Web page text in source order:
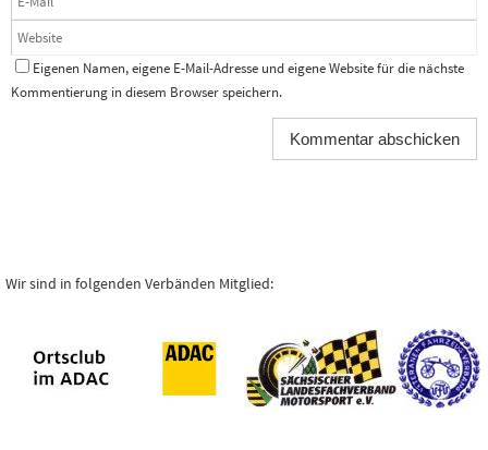
Eigenen Namen, eigene E-Mail-Adresse und eigene Website für die nächste
Kommentierung in diesem Browser speichern.
Wir sind in folgenden Verbänden Mitglied: